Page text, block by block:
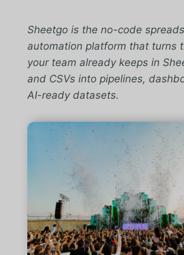
Sheetgo is the no-code
automation platform that turns
your team already keeps in
and CSVs into pipelines,
AI-ready datasets.